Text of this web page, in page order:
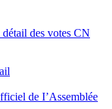
des votes CN
de I’Assemblée